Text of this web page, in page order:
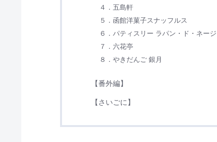
４．五島軒
５．函館洋菓子スナッフルス
６．パティスリー ラパン・ド・ネー
７．六花亭
８．やきだんご 銀月
【番外編】
【さいごに】